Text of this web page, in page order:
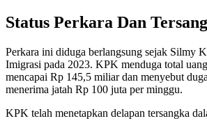
Status Perkara Dan
Perkara ini diduga berlangsung sejak Silmy
Imigrasi pada 2023. KPK menduga total
mencapai Rp 145,5 miliar dan menyebut
menerima jatah Rp 100 juta per minggu.
KPK telah menetapkan delapan tersangka